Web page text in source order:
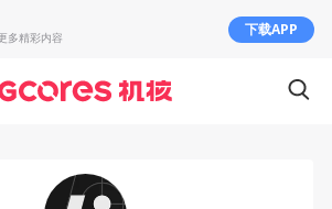
多精彩内容 下载APP